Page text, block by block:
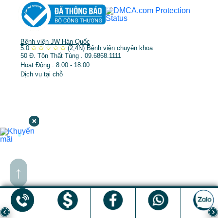
↑
Bệnh viện JW Hàn Quốc
5.0 ✩ ✩ ✩ ✩ ✩ (2,4N) Bệnh viện chuyên khoa
50 Đ. Tôn Thất Tùng . 09.6868.1111
Hoạt Động . 8:00 - 18:00
Dịch vụ tại chỗ